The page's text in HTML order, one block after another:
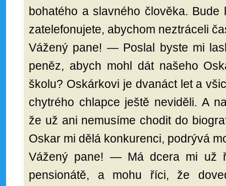
bohatého a slavného člověka.
zatelefonujete, abychom neztráceli
Vážený pane! — Poslal byste mi
peněz, abych mohl dát našeho
školu? Oskárkovi je dvanáct let a
chytrého chlapce ještě neviděli. A
že už ani nemusíme chodit do
Oskar mi dělá konkurenci, podrývá
Vážený pane! — Má dcera mi už
pensionátě, a mohu říci, že